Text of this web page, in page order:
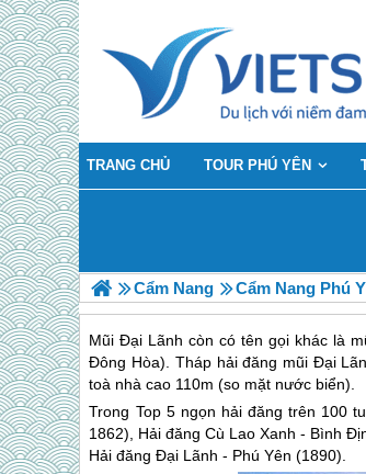
TRANG CHỦ TOUR PHÚ YÊN
Cẩm Nang Cẩm Nang Phú
Mũi Đại Lãnh còn có tên gọi khác là
Đông Hòa). Tháp hải đăng mũi Đại
toà nhà cao 110m (so mặt nước biển).
Trong Top 5 ngọn hải đăng trên 100
1862), Hải đăng Cù Lao Xanh - Bình
Hải đăng Đại Lãnh - Phú Yên (1890).